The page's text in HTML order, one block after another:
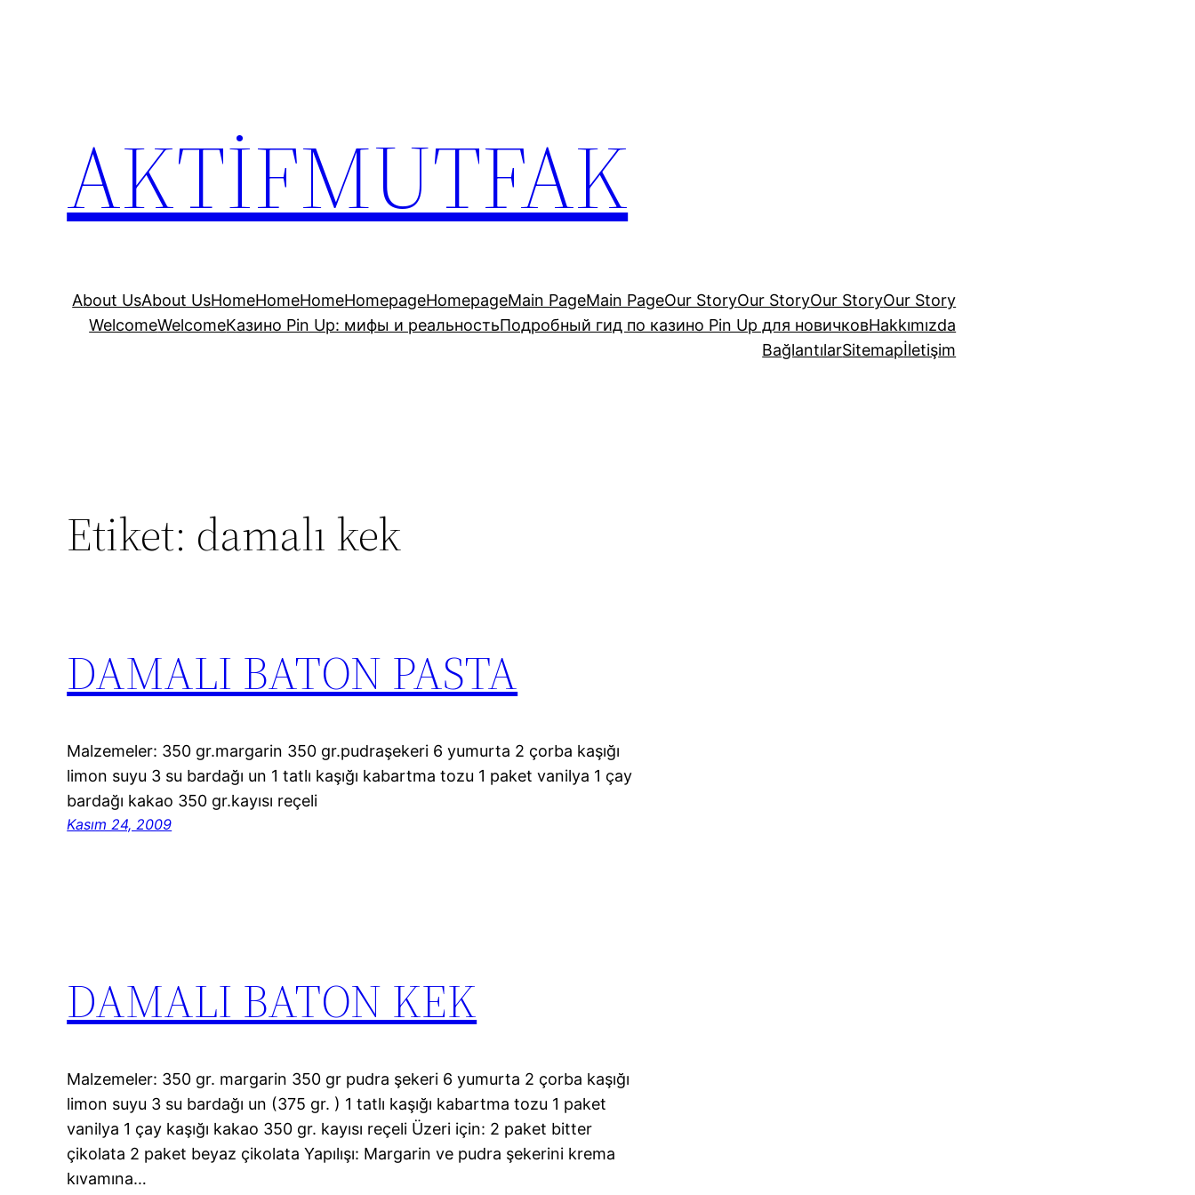
AKTİFMUTFAK
About UsAbout UsHomeHomeHomeHomepageHomepageMain PageMain PageOur StoryOur StoryOur StoryOur Story
WelcomeWelcomeКазино Pin Up: мифы и реальностьПодробный гид по казино Pin Up для новичковHakkımızda
BağlantılarSitemapİletişim
Etiket: damalı kek
DAMALI BATON PASTA
Malzemeler: 350 gr.margarin 350 gr.pudraşekeri 6 yumurta 2 çorba kaşığı
limon suyu 3 su bardağı un 1 tatlı kaşığı kabartma tozu 1 paket vanilya 1 çay
bardağı kakao 350 gr.kayısı reçeli
Kasım 24, 2009
DAMALI BATON KEK
Malzemeler: 350 gr. margarin 350 gr pudra şekeri 6 yumurta 2 çorba kaşığı
limon suyu 3 su bardağı un (375 gr. ) 1 tatlı kaşığı kabartma tozu 1 paket
vanilya 1 çay kaşığı kakao 350 gr. kayısı reçeli Üzeri için: 2 paket bitter
çikolata 2 paket beyaz çikolata Yapılışı: Margarin ve pudra şekerini krema
kıvamına…